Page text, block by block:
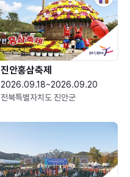
진안홍삼축제
2026.09.18~2026.09.20
전북특별자치도 진안군